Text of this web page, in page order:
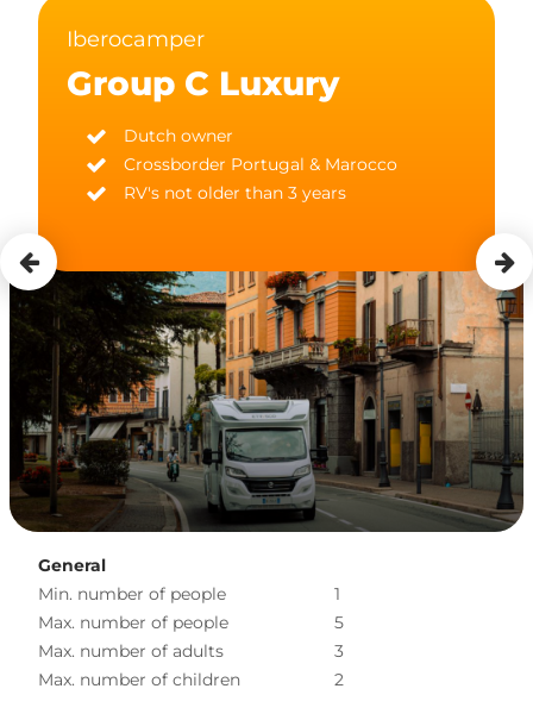
Iberocamper
Group C Luxury
Dutch owner
Crossborder Portugal & Marocco
RV's not older than 3 years
General
Min. number of people
1
Max. number of people
5
Max. number of adults
3
Max. number of children
2